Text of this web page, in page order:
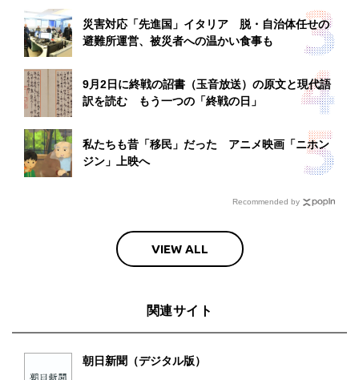
災害対応「先進国」イタリア 脱・自治体任せの
避難所運営、被災者への温かい食事も
9月2日に終戦の詔書（玉音放送）の原文と現代語
訳を読む もう一つの「終戦の日」
私たちも昔「移民」だった アニメ映画「ニホン
ジン」上映へ
Recommended by
VIEW ALL
関連サイト
朝日新聞（デジタル版）